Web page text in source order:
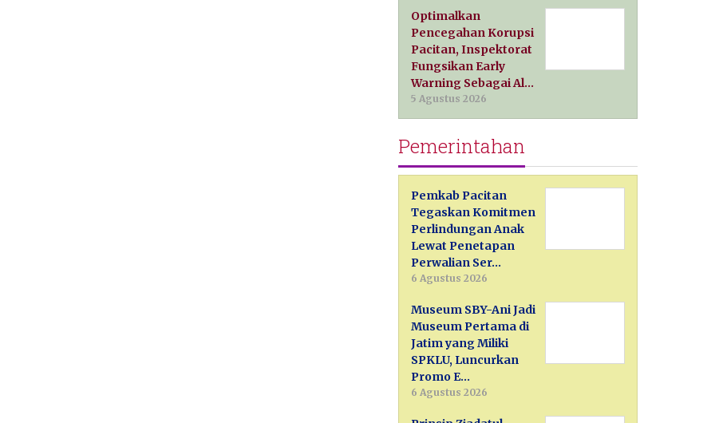
Optimalkan
Pencegahan Korupsi
Pacitan, Inspektorat
Fungsikan Early
Warning Sebagai Al…
5 Agustus 2026
Pemerintahan
Pemkab Pacitan
Tegaskan Komitmen
Perlindungan Anak
Lewat Penetapan
Perwalian Ser…
6 Agustus 2026
Museum SBY-Ani Jadi
Museum Pertama di
Jatim yang Miliki
SPKLU, Luncurkan
Promo E…
6 Agustus 2026